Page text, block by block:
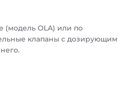
(модель OLA) или по
клапаны с дозирующим